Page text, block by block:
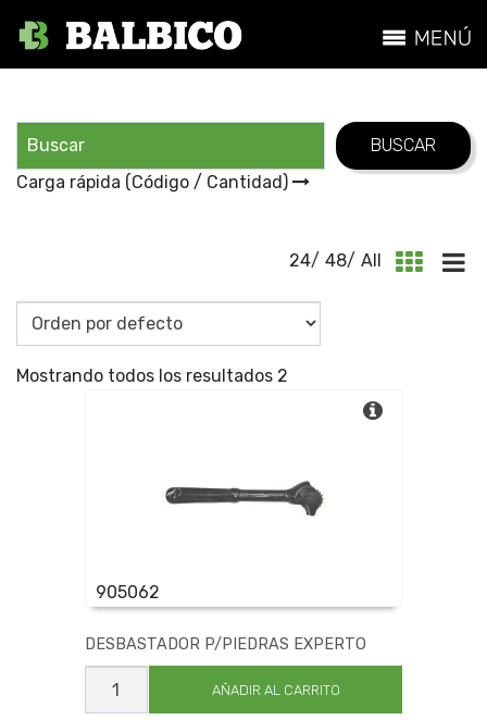
Carga rápida (Código / Cantidad)
24/ 48/ All
Mostrando todos los resultados 2
905062
DESBASTADOR P/PIEDRAS EXPERTO
DESBASTADOR
P/PIEDRAS
EXPERTO
AÑADIR AL CARRITO